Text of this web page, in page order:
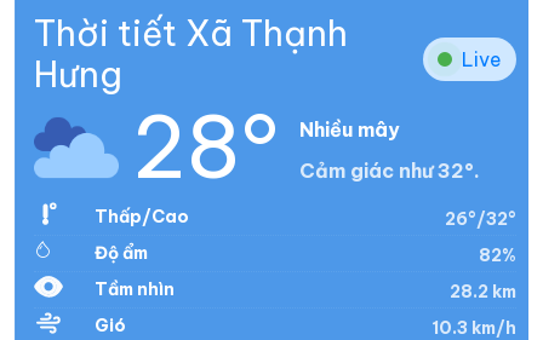
Thời tiết Xã Thạnh
Hưng
Live
28°
Nhiều mây
Cảm giác như 32°.
Thấp/Cao
26°/32°
Độ ẩm
82%
Tầm nhìn
28.2 km
Gió
10.3 km/h